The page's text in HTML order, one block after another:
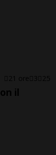
21 ore 3 25
il